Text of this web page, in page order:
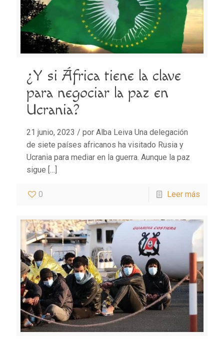
¿Y si África tiene la clave
para negociar la paz en
Ucrania?
21 junio, 2023 / por Alba Leiva Una delegación
de siete países africanos ha visitado Rusia y
Ucrania para mediar en la guerra. Aunque la paz
sigue […]
0 Leer más